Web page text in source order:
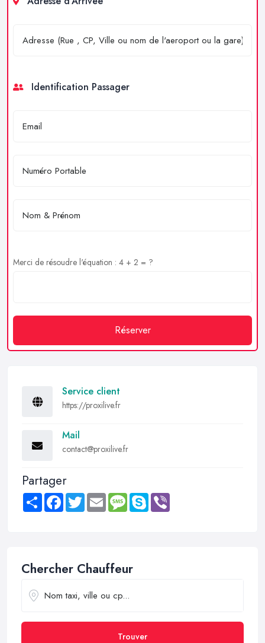
Identification Passager
Merci de résoudre l'équation : 4 + 2 = ?
Réserver
Service client
https://proxilive.fr
Mail
contact@proxilive.fr
Partager
Share FacebookTwitter Email MessageSkype
Chercher Chauffeur
Trouver